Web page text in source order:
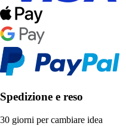
Spedizione e reso
30 giorni per cambiare idea